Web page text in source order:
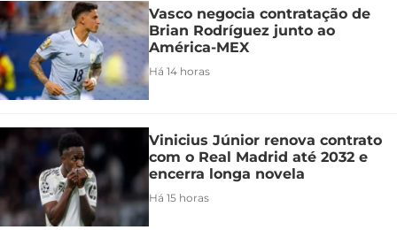
Vasco negocia contratação de
Brian Rodríguez junto ao
América-MEX
Há 14 horas
Vinicius Júnior renova contrato
com o Real Madrid até 2032 e
encerra longa novela
Há 15 horas